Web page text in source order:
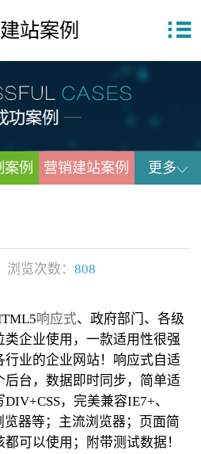
站案例
例 营销建站案例 更多
浏览次数： 808
响应式、政府部门、各级
企业使用，一款适用性很强
行业的企业网站！响应式自适
台，数据即时同步，简单适
，完美兼容IE7+、
览器等；主流浏览器；页面简
可以使用；附带测试数据！